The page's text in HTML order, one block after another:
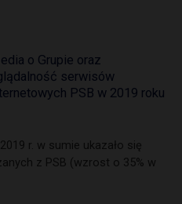
o Grupie oraz
serwisów
PSB w 2019 roku
r. w sumie ukazało się
z PSB (wzrost o 35% w